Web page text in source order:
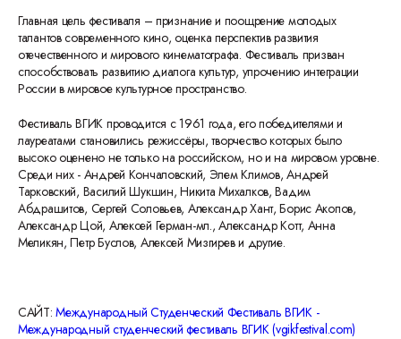
Главная цель фестиваля – признание и поощрение молодых
талантов современного кино, оценка перспектив развития
отечественного и мирового кинематографа. Фестиваль призван
способствовать развитию диалога культур, упрочению интеграции
России в мировое культурное пространство.
Фестиваль ВГИК проводится с 1961 года, его победителями и
лауреатами становились режиссёры, творчество которых было
высоко оценено не только на российском, но и на мировом уровне.
Среди них - Андрей Кончаловский, Элем Климов, Андрей
Тарковский, Василий Шукшин, Никита Михалков, Вадим
Абдрашитов, Сергей Соловьев, Александр Хант, Борис Акопов,
Александр Цой, Алексей Герман-мл., Александр Котт, Анна
Меликян, Петр Буслов, Алексей Мизгирев и другие.
САЙТ:Международный Студенческий Фестиваль ВГИК -
Международный студенческий фестиваль ВГИК (vgikfestival.com)